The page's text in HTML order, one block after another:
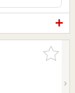
お気に入
りに追加